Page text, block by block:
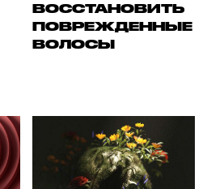
ВОССТАНОВИТЬ
ПОВРЕЖДЕННЫЕ
ВОЛОСЫ